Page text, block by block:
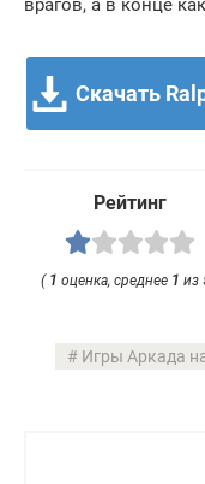
врагов, а в конце
Скачать
Рейтинг
( 1 оценка, среднее 1 из
Игры Аркада